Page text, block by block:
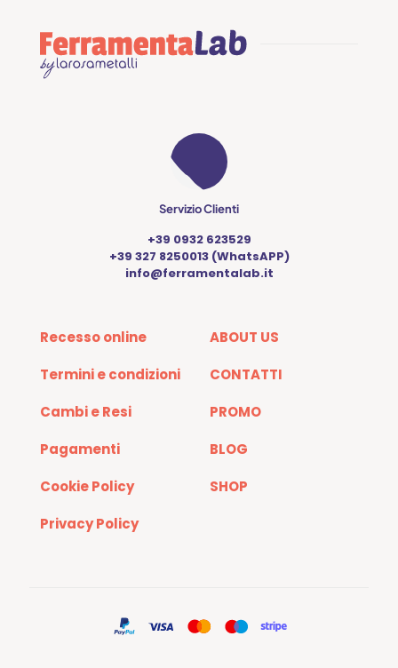
Servizio Clienti
+39 0932 623529
+39 327 8250013 (WhatsAPP)
info@ferramentalab.it
Recesso online
Termini e condizioni
Cambi e Resi
Pagamenti
Cookie Policy
Privacy Policy
ABOUT US
CONTATTI
PROMO
BLOG
SHOP